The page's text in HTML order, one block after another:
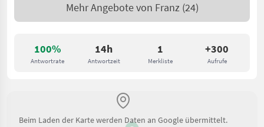
100%
Antwortrate
14h
Antwortzeit
1
Merkliste
+300
Aufrufe
Mehr Angebote von Franz (24)
Beim Laden der Karte werden Daten an Google übermittelt.